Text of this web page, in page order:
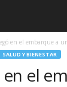
en el embarque a
SALUD Y BIENESTAR
el